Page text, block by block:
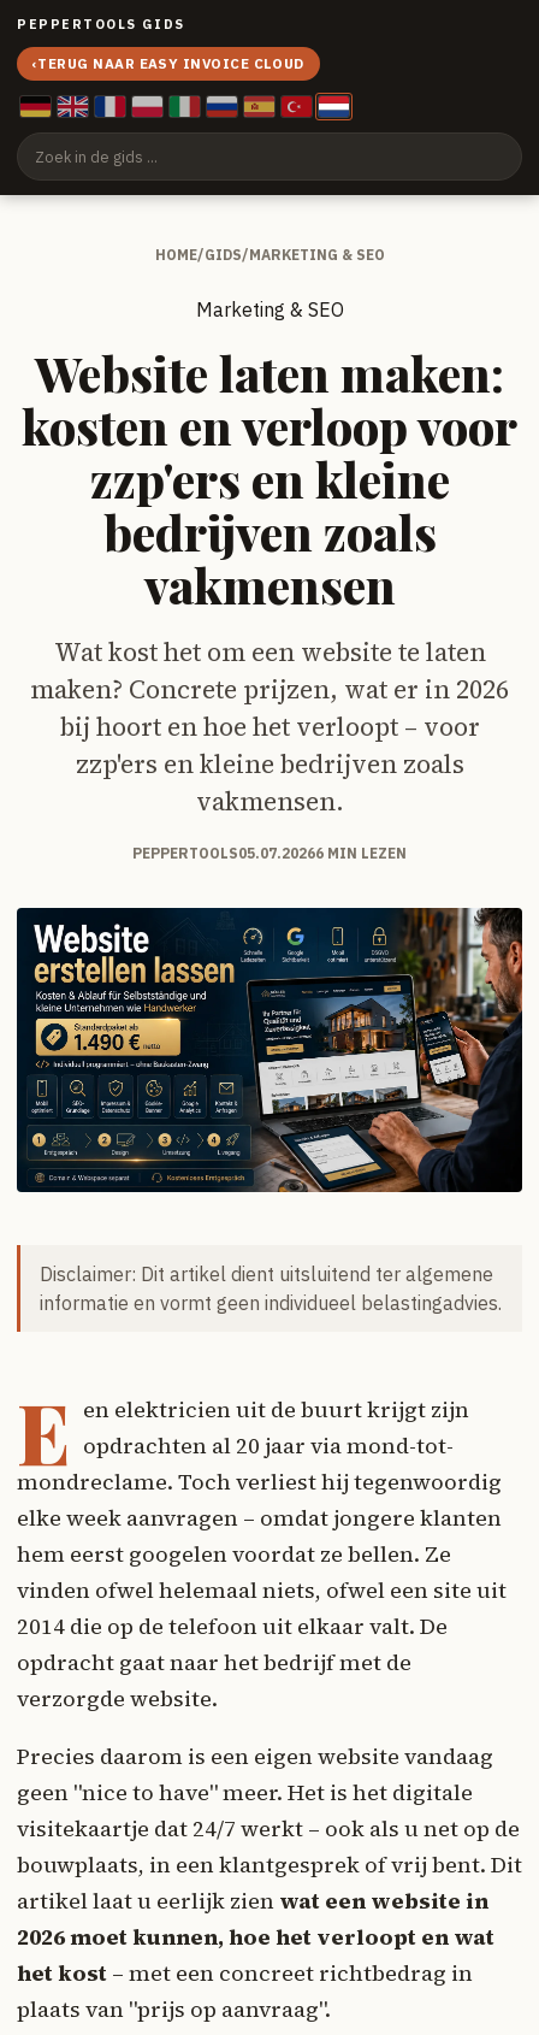
PEPPERTOOLS GIDS
‹TERUG NAAR EASY INVOICE CLOUD
HOME/GIDS/MARKETING & SEO
Marketing & SEO
Website laten maken:
kosten en verloop voor
zzp'ers en kleine
bedrijven zoals
vakmensen
Wat kost het om een website te laten
maken? Concrete prijzen, wat er in 2026
bij hoort en hoe het verloopt – voor
zzp'ers en kleine bedrijven zoals
vakmensen.
PEPPERTOOLS05.07.20266 MIN LEZEN
Disclaimer: Dit artikel dient uitsluitend ter algemene
informatie en vormt geen individueel belastingadvies.
E en elektricien uit de buurt krijgt zijn
opdrachten al 20 jaar via mond-tot-
mondreclame. Toch verliest hij tegenwoordig
elke week aanvragen – omdat jongere klanten
hem eerst googelen voordat ze bellen. Ze
vinden ofwel helemaal niets, ofwel een site uit
2014 die op de telefoon uit elkaar valt. De
opdracht gaat naar het bedrijf met de
verzorgde website.
Precies daarom is een eigen website vandaag
geen "nice to have" meer. Het is het digitale
visitekaartje dat 24/7 werkt – ook als u net op de
bouwplaats, in een klantgesprek of vrij bent. Dit
artikel laat u eerlijk zien wat een website in
2026 moet kunnen, hoe het verloopt en wat
het kost – met een concreet richtbedrag in
plaats van "prijs op aanvraag".